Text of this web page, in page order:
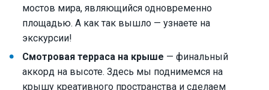
мостов мира, являющийся одновременно
площадью. А как так вышло — узнаете на
экскурсии!
Смотровая терраса на крыше — финальный
аккорд на высоте. Здесь мы поднимемся на
крышу креативного пространства и сделаем